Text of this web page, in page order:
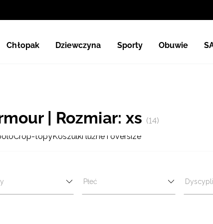
Chłopak Dziewczyna Sporty Obuwie
| Rozmiar: xs (14)
Crop-topyKoszulki luźne i oversize
Płeć